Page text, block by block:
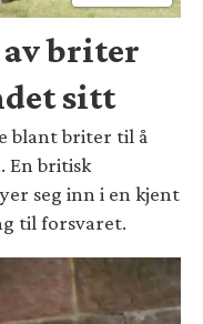
av briter
sitt
blant briter til å
En britisk
seg inn i en kjent
til forsvaret.